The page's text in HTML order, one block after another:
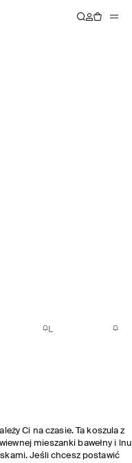
L
Ci na czasie. Ta koszula z
mieszanki bawełny i lnu
Jeśli chcesz postawić